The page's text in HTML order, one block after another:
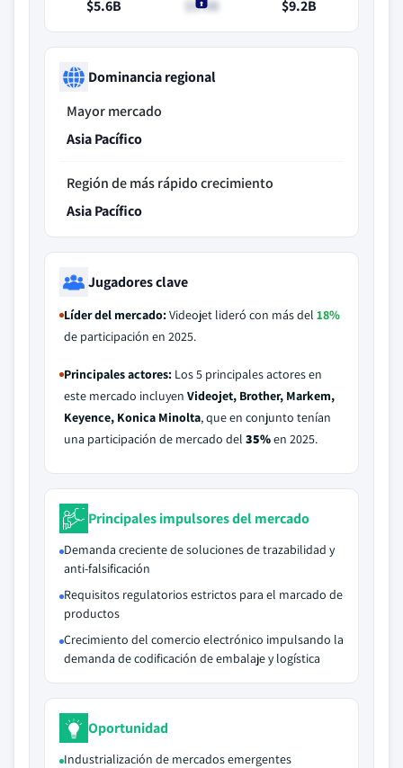
$5.6B
$5.9B
$9.2B
Dominancia regional
Mayor mercado
Asia Pacífico
Región de más rápido crecimiento
Asia Pacífico
Jugadores clave
Líder del mercado:Videojet lideró con más del 18%
de participación en 2025.
Principales actores: Los 5 principales actores en
este mercado incluyen Videojet, Brother, Markem,
Keyence, Konica Minolta, que en conjunto tenían
una participación de mercado del 35%en 2025.
Principales impulsores del mercado
Demanda creciente de soluciones de trazabilidad y
anti-falsificación
Requisitos regulatorios estrictos para el marcado de
productos
Crecimiento del comercio electrónico impulsando la
demanda de codificación de embalaje y logística
Oportunidad
Industrialización de mercados emergentes